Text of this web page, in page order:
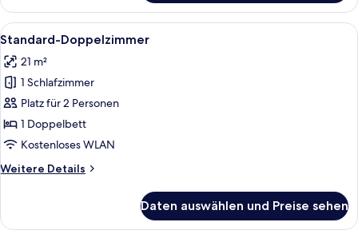
Double
Room
Alle
Fotos
für
Standard-
Doppelzimmer
anzeigen
Ein Hotelzimmer mit einem großen
4
Standard-Doppelzimmer
21 m²
1 Schlafzimmer
Platz für 2 Personen
1 Doppelbett
Kostenloses WLAN
Weitere Details
Weitere
Doppelzimmer
Daten auswählen und Preise sehen